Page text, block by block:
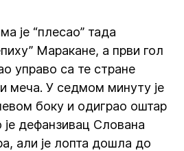
је “плесао” тада
Маракане, а први гол
управо са те стране
меча. У седмом минуту је
боку и одиграо оштар
је дефанзивац Слована
али је лопта дошла до